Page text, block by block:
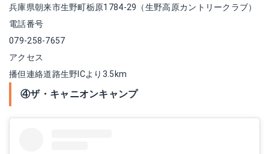
兵庫県朝来市生野町栃原1784-29（生野高原カントリークラブ）
電話番号
079-258-7657
アクセス
播但連絡道路生野ICより3.5km
④ザ・キャニオンキャンプ